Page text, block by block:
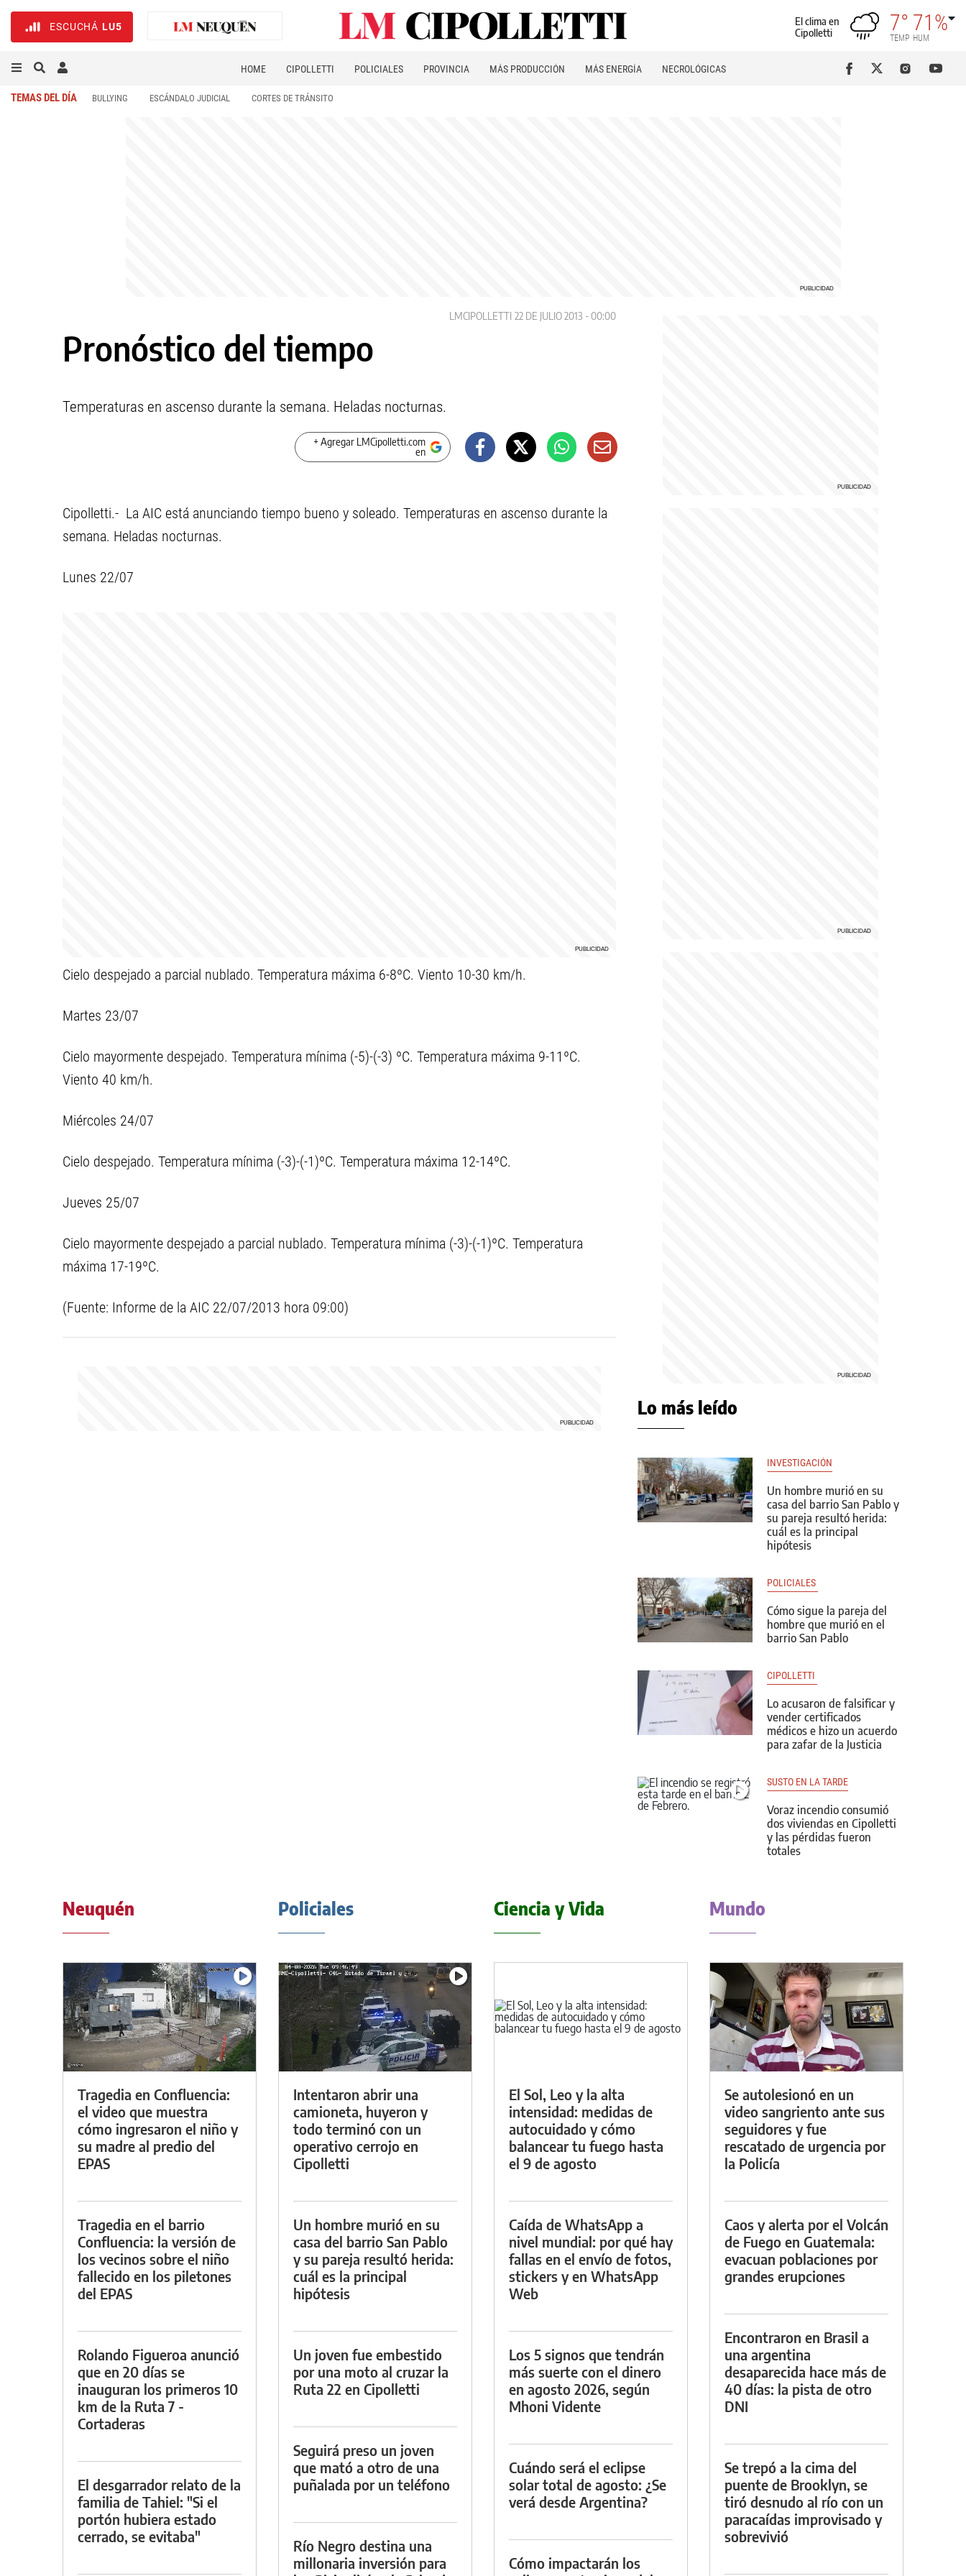
ESCUCHÁ LU5
El clima en
Cipolletti
7°
TEMP
71%
HUM
HOME CIPOLLETTI POLICIALES PROVINCIA MÁS PRODUCCIÓN MÁS ENERGÍA NECROLÓGICAS
TEMAS DEL DÍA BULLYING ESCÁNDALO JUDICIAL CORTES DE TRÁNSITO
LMCIPOLLETTI 22 DE JULIO 2013 - 00:00
Pronóstico del tiempo
Temperaturas en ascenso durante la semana. Heladas nocturnas.
+ Agregar LMCipolletti.com
en
Cipolletti.- La AIC está anunciando tiempo bueno y soleado. Temperaturas en ascenso durante la
semana. Heladas nocturnas.
Lunes 22/07
Cielo despejado a parcial nublado. Temperatura máxima 6-8ºC. Viento 10-30 km/h.
Martes 23/07
Cielo mayormente despejado. Temperatura mínima (-5)-(-3) ºC. Temperatura máxima 9-11ºC.
Viento 40 km/h.
Miércoles 24/07
Cielo despejado. Temperatura mínima (-3)-(-1)ºC. Temperatura máxima 12-14ºC.
Jueves 25/07
Cielo mayormente despejado a parcial nublado. Temperatura mínima (-3)-(-1)ºC. Temperatura
máxima 17-19ºC.
(Fuente: Informe de la AIC 22/07/2013 hora 09:00)
Lo más leído
INVESTIGACIÓN
Un hombre murió en su
casa del barrio San Pablo y
su pareja resultó herida:
cuál es la principal
hipótesis
POLICIALES
Cómo sigue la pareja del
hombre que murió en el
barrio San Pablo
CIPOLLETTI
Lo acusaron de falsificar y
vender certificados
médicos e hizo un acuerdo
para zafar de la Justicia
SUSTO EN LA TARDE
Voraz incendio consumió
dos viviendas en Cipolletti
y las pérdidas fueron
totales
Neuquén
Tragedia en Confluencia:
el video que muestra
cómo ingresaron el niño y
su madre al predio del
EPAS
Tragedia en el barrio
Confluencia: la versión de
los vecinos sobre el niño
fallecido en los piletones
del EPAS
Rolando Figueroa anunció
que en 20 días se
inauguran los primeros 10
km de la Ruta 7 -
Cortaderas
El desgarrador relato de la
familia de Tahiel: "Si el
portón hubiera estado
cerrado, se evitaba"
Policiales
Intentaron abrir una
camioneta, huyeron y
todo terminó con un
operativo cerrojo en
Cipolletti
Un hombre murió en su
casa del barrio San Pablo
y su pareja resultó herida:
cuál es la principal
hipótesis
Un joven fue embestido
por una moto al cruzar la
Ruta 22 en Cipolletti
Seguirá preso un joven
que mató a otro de una
puñalada por un teléfono
Río Negro destina una
millonaria inversión para
Ciencia y Vida
El Sol, Leo y la alta
intensidad: medidas de
autocuidado y cómo
balancear tu fuego hasta
el 9 de agosto
Caída de WhatsApp a
nivel mundial: por qué hay
fallas en el envío de fotos,
stickers y en WhatsApp
Web
Los 5 signos que tendrán
más suerte con el dinero
en agosto 2026, según
Mhoni Vidente
Cuándo será el eclipse
solar total de agosto: ¿Se
verá desde Argentina?
Cómo impactarán los
Mundo
Se autolesionó en un
video sangriento ante sus
seguidores y fue
rescatado de urgencia por
la Policía
Caos y alerta por el Volcán
de Fuego en Guatemala:
evacuan poblaciones por
grandes erupciones
Encontraron en Brasil a
una argentina
desaparecida hace más de
40 días: la pista de otro
DNI
Se trepó a la cima del
puente de Brooklyn, se
tiró desnudo al río con un
paracaídas improvisado y
sobrevivió